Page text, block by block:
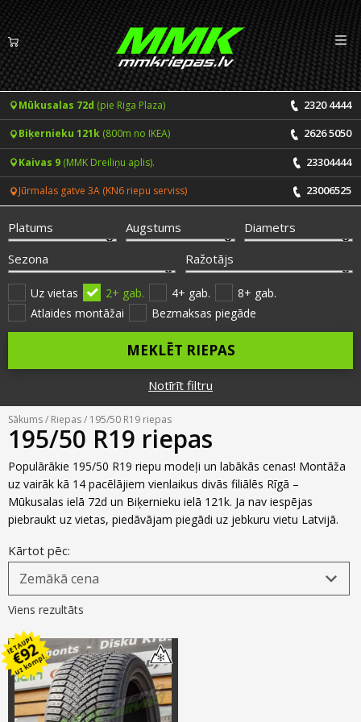
Riepas
Vasaras riepas
Ziemas riepas
Vissezonas riepas
Pakalpojumi
CENRĀDIS
Riepu montāža un balansēšana
Disku remonts
Riepu remonts
Riepu un disku tirdzniecība
Savirzes regulēšana
Kondicionieru uzpilde
TPMS sensoru programmēšana
Riepu glabāšana
Riepu piegāde
Riepas uz nomaksu
ONLINE PIERAKSTS 24/7
Vakances
Noderīgi
Riepu zīmoli
Jaunumi
Riepu apzīmējumi
Riepu kalkulators
Biežāk uzdotie jautājumi
Par mums
MMK Riepas
Atsauksmes
Foto
Kontakti
LV EN
Mūkusalas 72d (pie Riga Plaza) 2320 4444
Biķernieku 121k (800m no IKEA) 2626 5050
Kaivas 9 (MMK Dreiliņu aplis). 23304444
Jūrmalas gatve 3A (KN6 riepu serviss) 23006525
Platums Augstums
Diametrs
Sezona
Ražotājs
Uz vietas 2+ gab. 4+ gab.
8+ gab.
Atlaides montāžai
Bezmaksas piegāde
MEKLĒT RIEPAS
Notīrīt filtru
Sākums/ Riepas/ 195/50 R19 riepas
195/50 R19 riepas
Populārākie 195/50 R19 riepu modeļi un labākās cenas! Montāža
uz vairāk kā 14 pacēlājiem vienlaikus divās filiālēs Rīgā –
Mūkusalas ielā 72d un Biķernieku ielā 121k. Ja nav iespējas
piebraukt uz vietas, piedāvājam piegādi uz jebkuru vietu Latvijā.
Kārtot pēc:
Viens rezultāts
IETAUPI
€92
uz kompl.